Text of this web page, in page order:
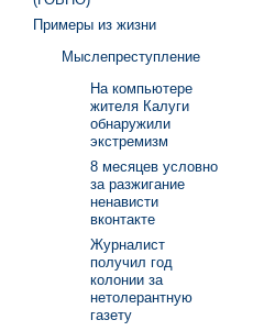
Примеры из жизни
Мыслепреступление
На компьютере
жителя Калуги
обнаружили
экстремизм
8 месяцев условно
за разжигание
ненависти
вконтакте
Журналист
получил год
колонии за
нетолерантную
газету